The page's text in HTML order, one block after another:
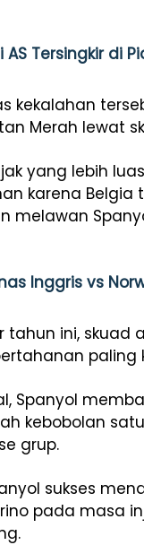
Tersingkir di
kekalahan
Merah lewat
yang lebih
karena
melawan
Inggris vs
ini, skuad
paling
Spanyol
kebobolan
grup.
sukses
pada masa